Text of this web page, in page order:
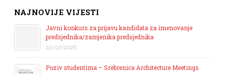
NAJNOVIJE VIJESTI
Javni konkurs za prijavu kandidata za imenovanje
predsjednika/zamjenika predsjednika
22/07/2026
Poziv studentima – Srebrenica Architecture Meetings